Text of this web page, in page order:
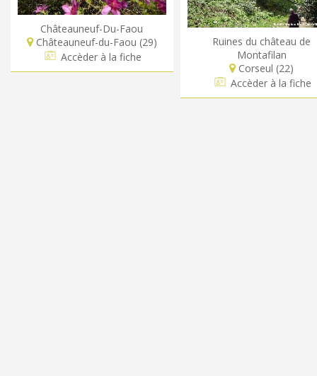
Châteauneuf-Du-Faou
Châteauneuf-du-Faou (29)
Accèder à la fiche
Ruines du château de
Montafilan
Corseul (22)
Accèder à la fiche